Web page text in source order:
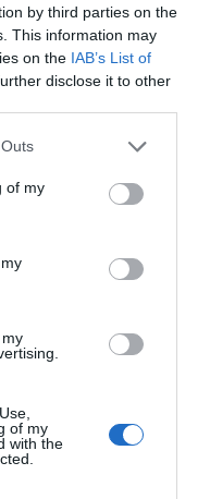
by third parties on the
This information may
on the IAB’s List of
disclose it to other
one or more Google
You may click to
its third-party tags to
in below Google
of my
of my
with the
ότι«είναι
την ολοκλήρωση
και την
απάτη».
way
of
The
of